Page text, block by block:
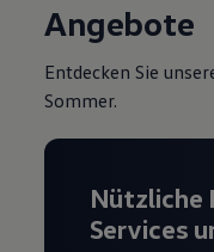
Magazin
Angebote
Entdecken Sie
Sommer.
Nützliche
Services